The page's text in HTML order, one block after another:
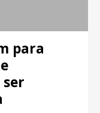
para